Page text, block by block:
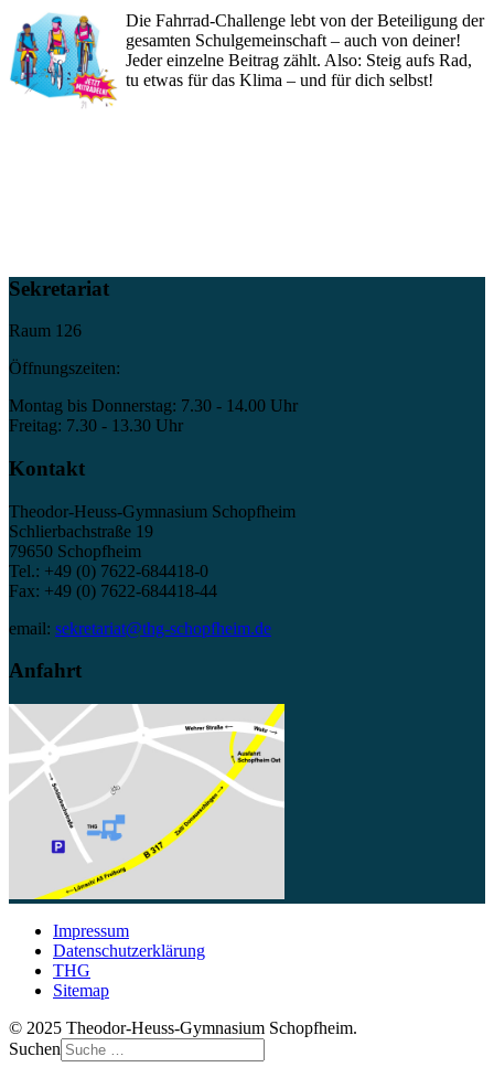
Die Fahrrad-Challenge lebt von der Beteiligung der
gesamten Schulgemeinschaft – auch von deiner!
Jeder einzelne Beitrag zählt. Also: Steig aufs Rad,
tu etwas für das Klima – und für dich selbst!
Sekretariat
Raum 126
Öffnungszeiten:
Montag bis Donnerstag: 7.30 - 14.00 Uhr
Freitag: 7.30 - 13.30 Uhr
Kontakt
Theodor-Heuss-Gymnasium Schopfheim
Schlierbachstraße 19
79650 Schopfheim
Tel.: +49 (0) 7622-684418-0
Fax: +49 (0) 7622-684418-44
email: sekretariat@thg-schopfheim.de
Anfahrt
Impressum
Datenschutzerklärung
THG
Sitemap
© 2025 Theodor-Heuss-Gymnasium Schopfheim.
Suchen